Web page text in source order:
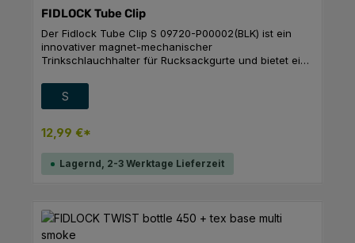
FIDLOCK Tube Clip
Der Fidlock Tube Clip S 09720-P00002(BLK) ist ein
innovativer magnet-mechanischer
Trinkschlauchhalter für Rucksackgurte und bietet eine
Management. Mit seinem patentierten magnetischen
Befestigungssystem ermöglicht er eine unkomplizierte
befestigt wird und sich bei Anhebung des Schlauches
automatisch löst.FeaturesTrinkschlauch schnell
griffbereitMagnetverschluss für einfache
HandhabungSchlauchclip Größe S ist kompatibel mit:
Größe M ist kompatibel mit: für Schläuche Ø 11mm für
Gurte Ø 20mm Maße: 27 x 33 x 24 mm Gewicht
(Lieferumfang): 8 g
Größe
S
12,99 €*
Lagernd, 2-3 Werktage Lieferzeit